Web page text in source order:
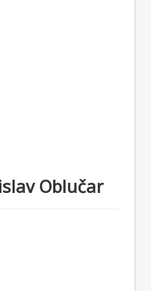
Oblučar